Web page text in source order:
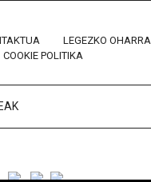
LEGEZKO OHARRA
COOKIE POLITIKA